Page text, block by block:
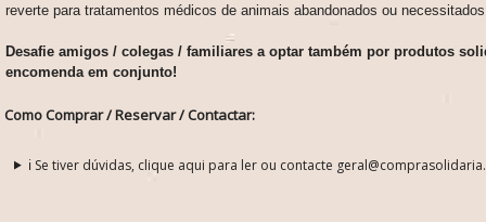
reverte para tratamentos médicos de animais abandonados ou
Desafie amigos / colegas / familiares a optar também por produtos
encomenda em conjunto!
Como Comprar / Reservar / Contactar:
ℹ️ Se tiver dúvidas, clique aqui para ler ou contacte